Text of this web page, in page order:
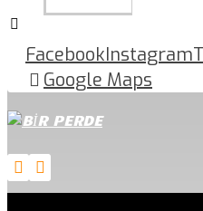
FacebookInstagram
Google Maps